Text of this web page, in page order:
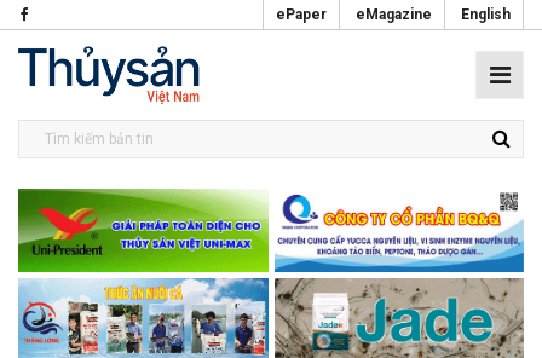
ePaper eMagazine English